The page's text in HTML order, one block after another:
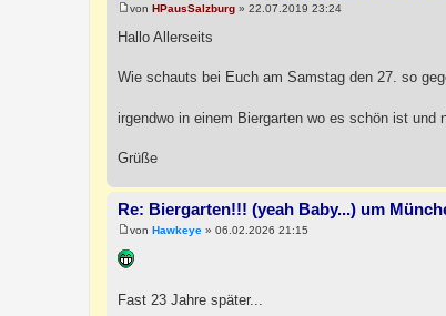
i
r
a
von HPausSalzburg » 22.07.2019 23:24
Hallo Allerseits
Wie schauts bei Euch am Samstag den 27. so
irgendwo in einem Biergarten wo es schön ist und
Grüße
Re: Biergarten!!! (yeah Baby...) um
e
i
a
von Hawkeye » 06.02.2026 21:15
Fast 23 Jahre später...